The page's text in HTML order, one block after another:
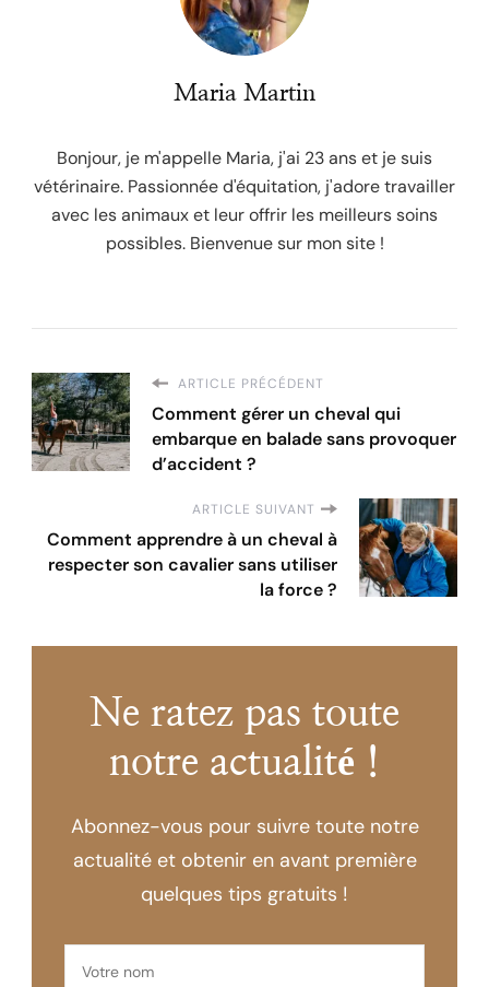
Maria Martin
Bonjour, je m'appelle Maria, j'ai 23 ans et je suis
vétérinaire. Passionnée d'équitation, j'adore travailler
avec les animaux et leur offrir les meilleurs soins
possibles. Bienvenue sur mon site !
ARTICLE PRÉCÉDENT
Comment gérer un cheval qui
embarque en balade sans provoquer
d’accident ?
ARTICLE SUIVANT
Comment apprendre à un cheval à
respecter son cavalier sans utiliser
la force ?
Ne ratez pas toute
notre actualité !
Abonnez-vous pour suivre toute notre
actualité et obtenir en avant première
quelques tips gratuits !